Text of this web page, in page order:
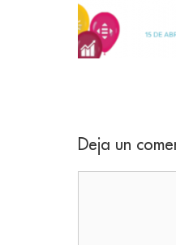
Deja un